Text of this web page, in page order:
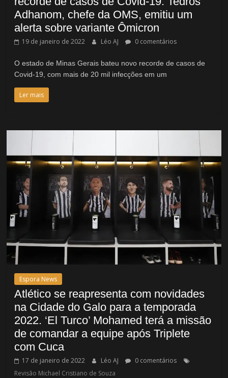
Adhanom, chefe da OMS, emitiu um
alerta sobre variante Ômicron
19 de janeiro de 2022 Léo AJ 0 comentários
O estado de Minas Gerais bateu novo recorde de casos de
Covid-19, com mais de 20 mil infecções em um
Ler mais
Espora News
Atlético se reapresenta com novidades
na Cidade do Galo para a temporada
2022. ‘El Turco’ Mohamed terá a missão
de comandar a equipe após Triplete
com Cuca
17 de janeiro de 2022 Léo AJ
0 comentários
Revisão Michael Cristiano de Souza